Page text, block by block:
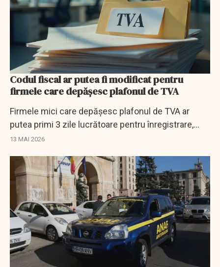
Codul fiscal ar putea fi modificat pentru
firmele care depășesc plafonul de TVA
Firmele mici care depășesc plafonul de TVA ar
putea primi 3 zile lucrătoare pentru înregistrare,
potrivit unei propuneri legislative aflate la Senat.
13 MAI 2026